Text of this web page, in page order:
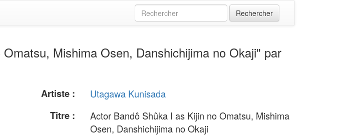
Mishima Osen, Danshichijima no Okaji" par
Artiste :
Utagawa Kunisada
Titre :
Actor Bandô Shûka I as Kijin no Omatsu, Mishima
Osen, Danshichijima no Okaji